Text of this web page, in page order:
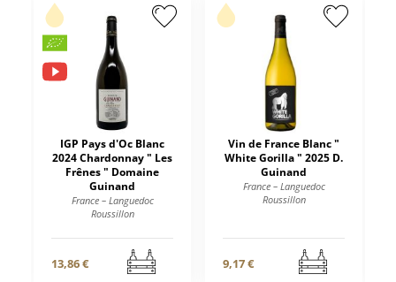
IGP Pays d'Oc Blanc
2024 Chardonnay " Les
Frênes " Domaine
Guinand
France – Languedoc
Roussillon
13,86 €
Vin de France Blanc "
White Gorilla " 2025 D.
Guinand
France – Languedoc
Roussillon
9,17 €